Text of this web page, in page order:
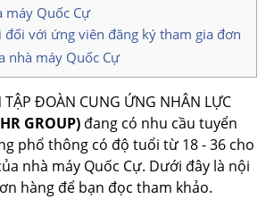
máy Quốc Cự
với ứng viên đăng ký tham gia đơn
nhà máy Quốc Cự
TẬP ĐOÀN CUNG ỨNG NHÂN LỰC
GROUP) đang có nhu cầu tuyển
phổ thông có độ tuổi từ 18 - 36 cho
nhà máy Quốc Cự. Dưới đây là nội
hàng để bạn đọc tham khảo.